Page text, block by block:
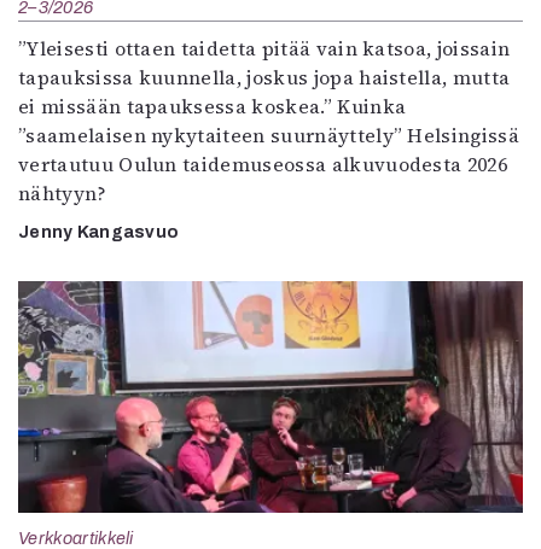
2–3/2026
”Yleisesti ottaen taidetta pitää vain katsoa, joissain
tapauksissa kuunnella, joskus jopa haistella, mutta
ei missään tapauksessa koskea.” Kuinka
”saamelaisen nykytaiteen suurnäyttely” Helsingissä
vertautuu Oulun taidemuseossa alkuvuodesta 2026
nähtyyn?
Jenny Kangasvuo
Verkkoartikkeli